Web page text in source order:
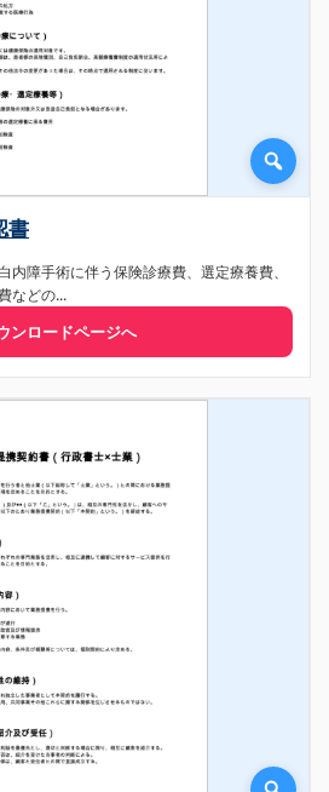
書
内障手術に伴う保険診療費、選定療養費、
などの...
ンロードページへ